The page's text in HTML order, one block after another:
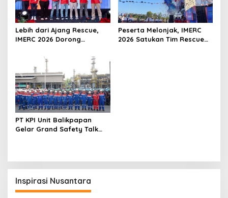
Lebih dari Ajang Rescue,
IMERC 2026 Dorong
Kompeten untuk Indonesia
Peserta Melonjak, IMERC
2026 Satukan Tim Rescue
PT KPI Unit Balikpapan
Gelar Grand Safety Talk
Inspirasi Nusantara